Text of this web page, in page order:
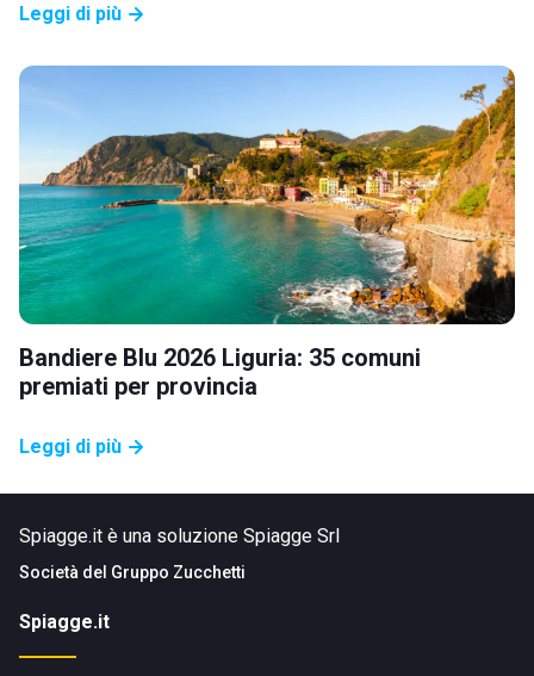
Leggi di più
Bandiere Blu 2026 Liguria: 35 comuni
premiati per provincia
Leggi di più
Spiagge.it è una soluzione Spiagge Srl
Società del Gruppo Zucchetti
Spiagge.it